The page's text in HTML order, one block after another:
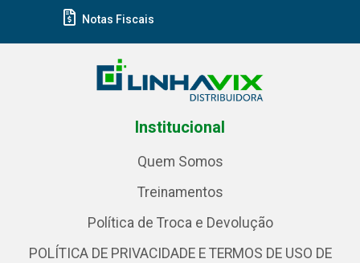
Notas Fiscais
Institucional
Quem Somos
Treinamentos
Política de Troca e Devolução
POLÍTICA DE PRIVACIDADE E TERMOS DE USO DE